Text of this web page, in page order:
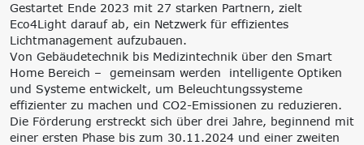
Transformation,
Umsetzung
Innovationsnetzwerke
Internationalisierung
k-branche.de
Portfolio
Doppelte
Wesentlichkeit, KPI &
Strategien
Corporate Carbon
Footprint (CCF)
Environmental Product
Declaration (EPD)
Gestartet Ende 2023 mit 27 starken Partnern, zielt
Eco4Light darauf ab, ein Netzwerk für effizientes
Lichtmanagement aufzubauen.
Von Gebäudetechnik bis Medizintechnik über den Smart
Home Bereich – gemeinsam werden intelligente Optiken
und Systeme entwickelt, um Beleuchtungssysteme
effizienter zu machen und CO2-Emissionen zu reduzieren.
Die Förderung erstreckt sich über drei Jahre, beginnend mit
einer ersten Phase bis zum 30.11.2024 und einer zweiten